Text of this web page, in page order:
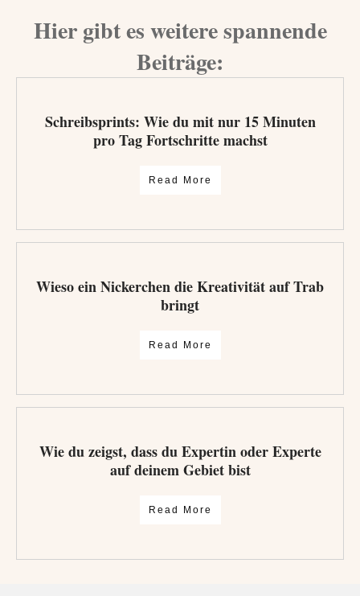
Hier gibt es weitere spannende
Beiträge:
Schreibsprints: Wie du mit nur 15 Minuten
pro Tag Fortschritte machst
Read More
Wieso ein Nickerchen die Kreativität auf Trab
bringt
Read More
Wie du zeigst, dass du Expertin oder Experte
auf deinem Gebiet bist
Read More